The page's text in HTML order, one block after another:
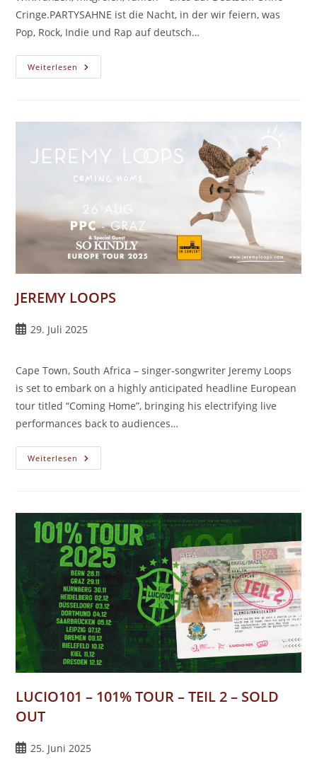
Cringe.PARTYSAHNE ist die Nacht, in der wir feiern, was
Pop, Rock, Indie und Rap auf deutsch…
Weiterlesen PARTYSAHNE!
100%
JEREMY LOOPS
Beitrag29. Juli 2025
Cape Town, South Africa – singer-songwriter Jeremy Loops
is set to embark on a highly anticipated headline European
tour titled “Coming Home”, bringing his electrifying live
performances back to audiences…
Weiterlesen JEREMY
LOOPS
LUCIO101 – 101% TOUR – TEIL 2 – SOLD
OUT
Beitrag
25. Juni 2025